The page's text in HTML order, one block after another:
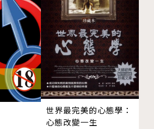
的話。
話、喊口號的目標也有人信？事實證
說出弱者不敢說的話，就會被當作領
。
者，你要顯露情緒
：「我的婚姻裡住著三個人」，讓多
一個上頭條的機會
就不理性，你要放大聲勢
密，都是為了上雜誌
合倒地──吹牛的目的在於「表演」
？阿里背後有智囊團
冤無仇」──公關宣言讓他成了英雄
人物一樣「綁樁」
成為主流才能歷久不衰
胸懷大志的人抱有期待
世界最完美的心態學：
心態改變一生